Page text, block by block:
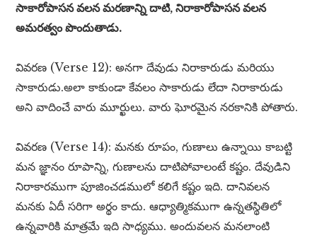
సాకారోపాసన వలన మరణాన్ని దాటి, నిరాకారోపాసన వలన
అమరత్వం పొందుతాడు.
వివరణ (Verse 12): అనగా దేవుడు నిరాకారుడు మరియు
సాకారుడు.అలా కాకుండా కేవలం సాకారుడు లేదా నిరాకారుడు
అని వాదించే వారు మూర్ఖులు. వారు ఘోరమైన నరకానికి పోతారు.
వివరణ (Verse 14): మనకు రూపం, గుణాలు ఉన్నాయి కాబట్టి
మన జ్ఞానం రూపాన్ని, గుణాలను దాటిపోవాలంటే కష్టం. దేవుడిని
నిరాకారముగా పూజించడములో కలిగే కష్టం ఇది. దానివలన
మనకు ఏదీ సరిగా అర్థం కాదు. ఆధ్యాత్మికముగా ఉన్నతస్థితిలో
ఉన్నవారికి మాత్రమే ఇది సాధ్యము. అందువలన మనలాంటి